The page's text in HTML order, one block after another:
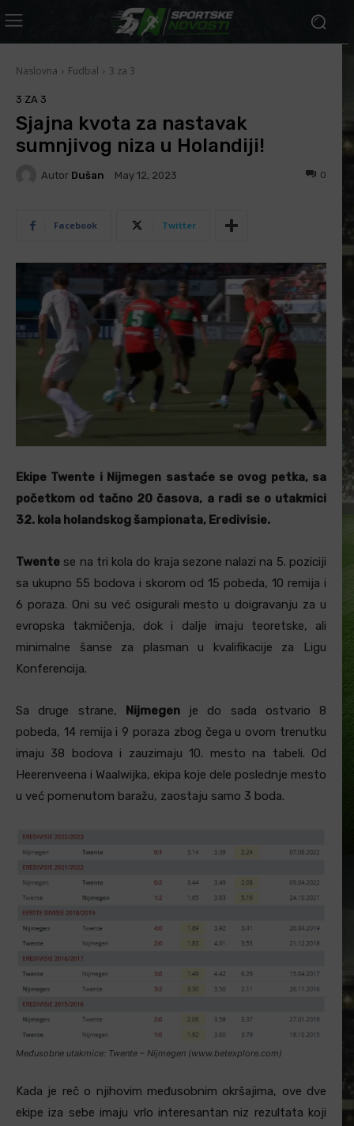
Naslovna Fudbal 3 za 3
3 ZA 3
Sjajna kvota za nastavak
sumnjivog niza u Holandiji!
Autor Dušan May 12, 2023 0
Facebook Twitter
Ekipe Twente i Nijmegen sastaće se ovog petka, sa
početkom od tačno 20 časova, a radi se o utakmici
32. kola holandskog šampionata, Eredivisie.
Twente se na tri kola do kraja sezone nalazi na 5. poziciji
sa ukupno 55 bodova i skorom od 15 pobeda, 10 remija i
6 poraza. Oni su već osigurali mesto u doigravanju za u
evropska takmičenja, dok i dalje imaju teoretske, ali
minimalne šanse za plasman u kvalifikacije za Ligu
Konferencija.
Sa druge strane, Nijmegenje do sada ostvario 8
pobeda, 14 remija i 9 poraza zbog čega u ovom trenutku
imaju 38 bodova i zauzimaju 10. mesto na tabeli. Od
Heerenveena i Waalwijka, ekipa koje dele poslednje mesto
u već pomenutom baražu, zaostaju samo 3 boda.
Međusobne utakmice: Twente – Nijmegen (www.betexplore.com)
Kada je reč o njihovim međusobnim okršajima, ove dve
ekipe iza sebe imaju vrlo interesantan niz rezultata koji